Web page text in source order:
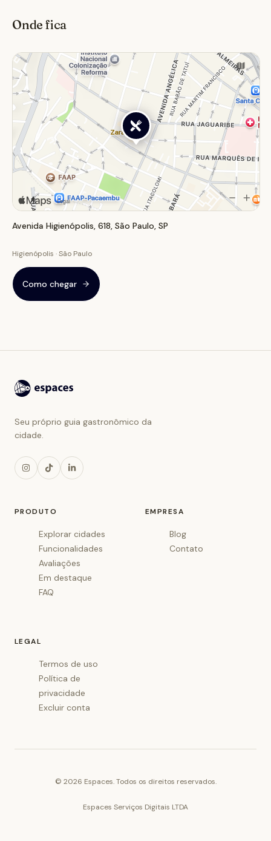
antepastos. É o lugar ideal para um almoço em família
culinária ítalo-paulista em um espaço que exala
tradição.
Onde fica
Avenida Higienópolis, 618, São Paulo, SP
Higienópolis · São Paulo
Como chegar
Seu próprio guia gastronômico da
cidade.
PRODUTO
Explorar cidades
Funcionalidades
Avaliações
Em destaque
FAQ
EMPRESA
Blog
Contato
LEGAL
Termos de uso
Política de
privacidade
Excluir conta
© 2026 Espaces. Todos os direitos reservados.
Espaces Serviços Digitais LTDA